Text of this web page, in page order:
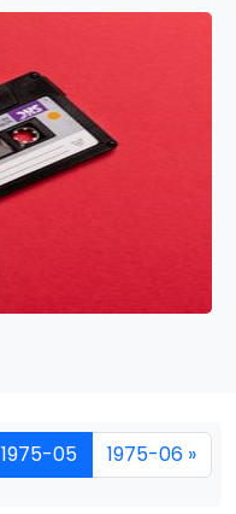
1975-05 1975-06 »